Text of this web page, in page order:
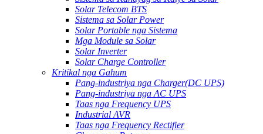
Solar Telecom BTS
Sistema sa Solar Power
Solar Portable nga Sistema
Mga Module sa Solar
Solar Inverter
Solar Charge Controller
Kritikal nga Gahum
Pang-industriya nga Charger(DC UPS)
Pang-industriya nga AC UPS
Taas nga Frequency UPS
Industrial AVR
Taas nga Frequency Rectifier